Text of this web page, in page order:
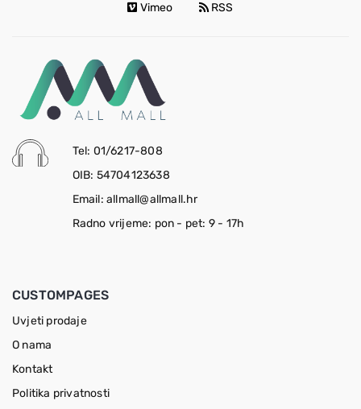
Vimeo RSS
Tel: 01/6217-808
OIB: 54704123638
Email: allmall@allmall.hr
Radno vrijeme: pon - pet: 9 - 17h
CUSTOMPAGES
Uvjeti prodaje
O nama
Kontakt
Politika privatnosti